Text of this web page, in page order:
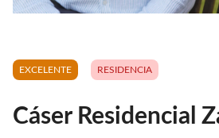
EXCELENTE RESIDENCIA
Cáser Residencial